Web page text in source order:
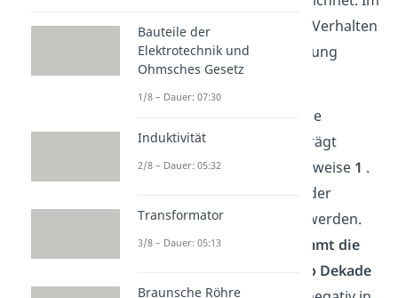
Amplitudengang wird das Verhalten
des Tiefpassfilters 1. Ordnung
nochmal deutlich.
für Signale
niedrigerFrequenzen
beträgt
ungefähr0 dB beziehungsweise 1 .
Das bedeutet, dass sie weder
gedämpft noch verstärkt werden.
Ab der Grenzfrequenz nimmt die
Verstärkung mit 20 dB pro Dekade
Bauteile der
Elektrotechnik und
Ohmsches Gesetz
1/8 – Dauer: 07:30
Induktivität
2/8 – Dauer: 05:32
Transformator
3/8 – Dauer: 05:13
Braunsche Röhre